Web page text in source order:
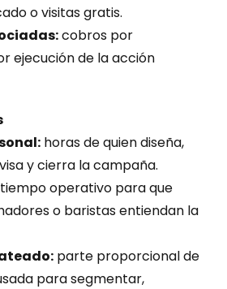
o visitas gratis.
cobros por
ejecución de la acción
horas de quien diseña,
y cierra la campaña.
tiempo operativo para que
o baristas entiendan la
parte proporcional de
para segmentar,